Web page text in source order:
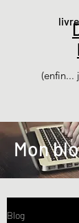
(enfin...
Mon
Blog